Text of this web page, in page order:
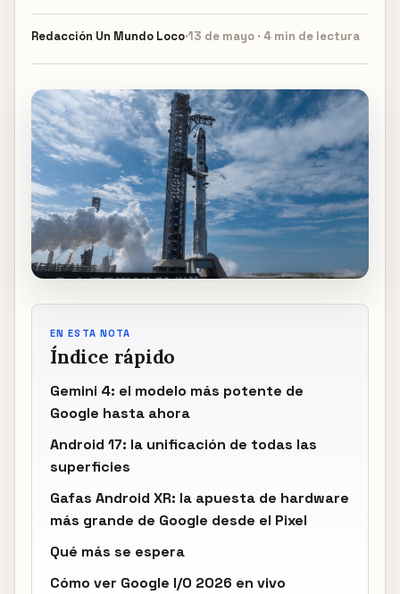
Redacción Un Mundo Loco·13 de mayo · 4 min de lectura
EN ESTA NOTA
Índice rápido
Gemini 4: el modelo más potente de
Google hasta ahora
Android 17: la unificación de todas las
superficies
Gafas Android XR: la apuesta de hardware
más grande de Google desde el Pixel
Qué más se espera
Cómo ver Google I/O 2026 en vivo